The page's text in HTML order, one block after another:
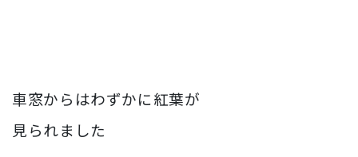
車窓からはわずかに紅葉が
見られました